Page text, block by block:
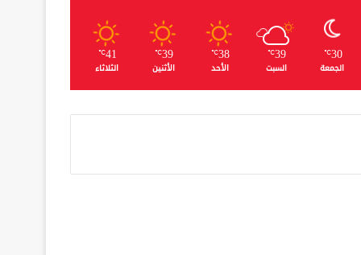
30
℃
الجمعة
39
℃
السبت
38
℃
الأحد
39
℃
الأثنين
41
℃
الثلاثاء